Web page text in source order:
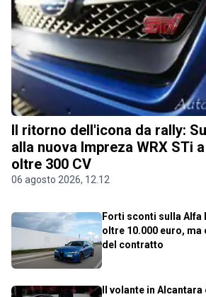
Il ritorno dell'icona da rally:
alla nuova Impreza WRX STi
oltre 300 CV
06 agosto 2026, 12.12
Forti sconti sulla Alfa
oltre 10.000 euro,
del contratto
Il volante in Alcantara